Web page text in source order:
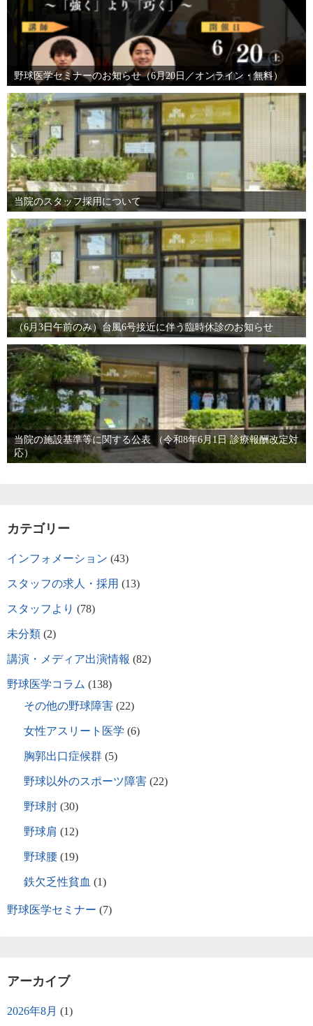
野球医学セミナーのお知らせ（6月20日／オンライン・無料）
当院のスタッフ採用について
（6月3日午前のみ）台風6号接近に伴う臨時休診のお知らせ
当院の施設基準等に関する公表 （令和8年6月1日 診療報酬改定対
応）
カテゴリー
インフォメーション (43)
スタッフの求人・採用 (13)
スタッフより (78)
未分類 (2)
講演・メディア出演情報 (82)
野球医学コラム (138)
その他の野球障害 (22)
女性アスリート医学 (6)
胸郭出口症候群 (5)
野球以外のスポーツ障害 (22)
野球肘 (30)
野球肩 (12)
野球腰 (19)
鉄欠乏性貧血 (1)
野球医学セミナー (7)
アーカイブ
2026年8月 (1)